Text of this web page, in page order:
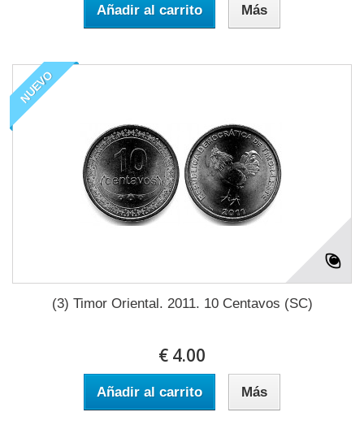
Añadir al carrito Más
NUEVO
(3) Timor Oriental. 2011. 10 Centavos (SC)
€ 4.00
Añadir al carrito Más